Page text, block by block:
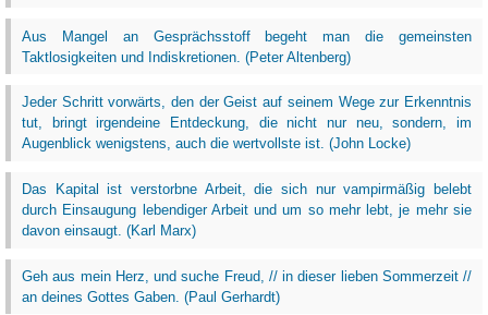
Aus Mangel an Gesprächsstoff begeht man die gemeinsten
Taktlosigkeiten und Indiskretionen. (Peter Altenberg)
Jeder Schritt vorwärts, den der Geist auf seinem Wege zur Erkenntnis
tut, bringt irgendeine Entdeckung, die nicht nur neu, sondern, im
Augenblick wenigstens, auch die wertvollste ist. (John Locke)
Das Kapital ist verstorbne Arbeit, die sich nur vampirmäßig belebt
durch Einsaugung lebendiger Arbeit und um so mehr lebt, je mehr sie
davon einsaugt. (Karl Marx)
Geh aus mein Herz, und suche Freud, // in dieser lieben Sommerzeit //
an deines Gottes Gaben. (Paul Gerhardt)